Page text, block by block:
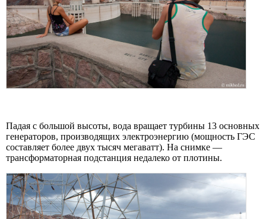
Падая с большой высоты, вода вращает турбины 13 основных
генераторов, производящих электроэнергию (мощность ГЭС
составляет более двух тысяч мегаватт). На снимке —
трансформаторная подстанция недалеко от плотины.